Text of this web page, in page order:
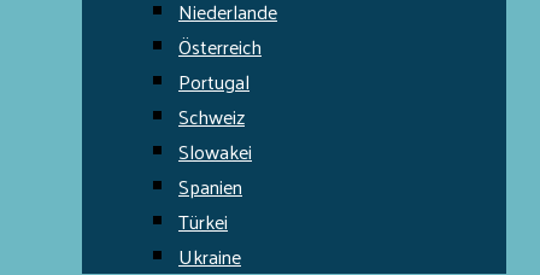
Niederlande
Österreich
Portugal
Schweiz
Slowakei
Spanien
Türkei
Ukraine